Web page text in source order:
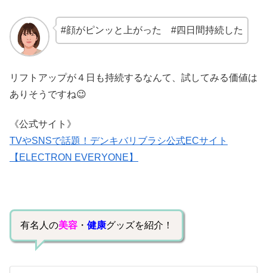
#顔がピンッと上がった #四日間持続した
リフトアップが４日も持続するなんて、試してみる価値は
ありそうですね😉
《公式サイト》
TVやSNSで話題！デンキバリブラシ公式ECサイト
【ELECTRON EVERYONE】
有名人の美容 ・ 健康グッズを紹介！